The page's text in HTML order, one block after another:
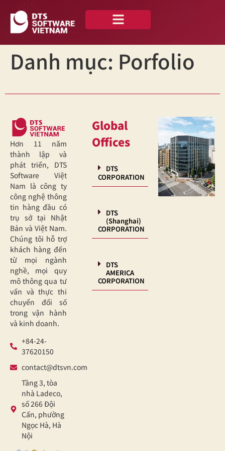
Danh mục: Porfolio
Hơn 11 năm
thành lập và
phát triển, DTS
Software Việt
Nam là công ty
công nghệ thông
tin hàng đầu có
trụ sở tại Nhật
Bản và Việt Nam.
Chúng tôi hỗ trợ
khách hàng đến
từ mọi ngành
nghề, mọi quy
mô thông qua tư
vấn và thực thi
chuyển đổi số
trong vận hành
và kinh doanh.
+84-24-
37620150
contact@dtsvn.com
Tầng 3, tòa
nhà Ladeco,
số 266 Đội
Cấn, phường
Ngọc Hà, Hà
Nội
Global
Offices
DTS
CORPORATION
DTS
(Shanghai)
CORPORATION
DTS
AMERICA
CORPORATION